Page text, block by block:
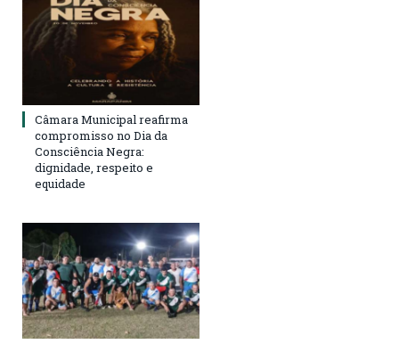
Câmara Municipal reafirma
compromisso no Dia da
Consciência Negra:
dignidade, respeito e
equidade